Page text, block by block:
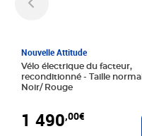
Nouvelle Attitude
Vélo électrique du facteur,
reconditionné - Taille normale -
Noir/ Rouge
1 490,00€